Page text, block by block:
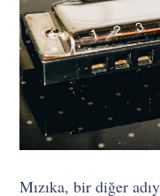
Mızıka, bir diğer